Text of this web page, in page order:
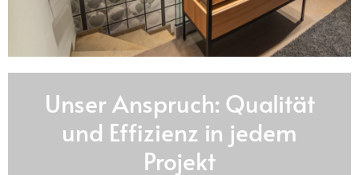
Unser Anspruch: Qualität
und Effizienz in jedem
Projekt